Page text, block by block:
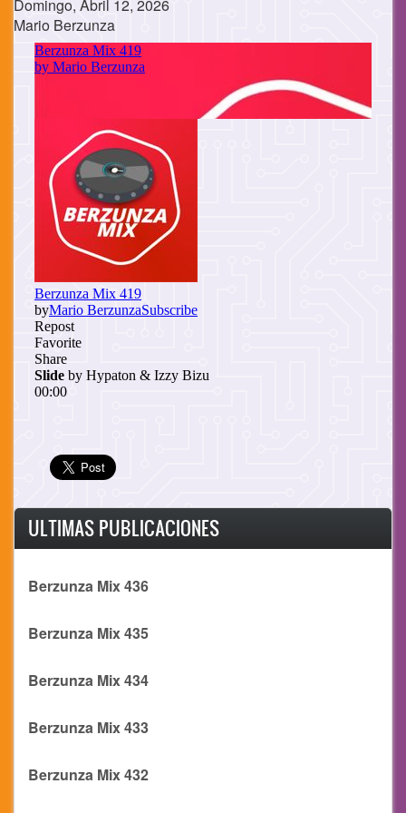
Domingo, Abril 12, 2026
Mario Berzunza
Cuerpo
ULTIMAS PUBLICACIONES
Berzunza Mix 436
Berzunza Mix 435
Berzunza Mix 434
Berzunza Mix 433
Berzunza Mix 432